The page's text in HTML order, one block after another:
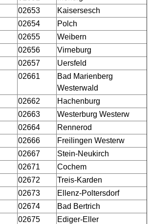
02653
Kaisersesch
02654
Polch
02655
Weibern
02656
Virneburg
02657
Uersfeld
02661
Bad Marienberg
Westerwald
02662
Hachenburg
02663
Westerburg Westerw
02664
Rennerod
02666
Freilingen Westerw
02667
Stein-Neukirch
02671
Cochem
02672
Treis-Karden
02673
Ellenz-Poltersdorf
02674
Bad Bertrich
02675
Ediger-Eller